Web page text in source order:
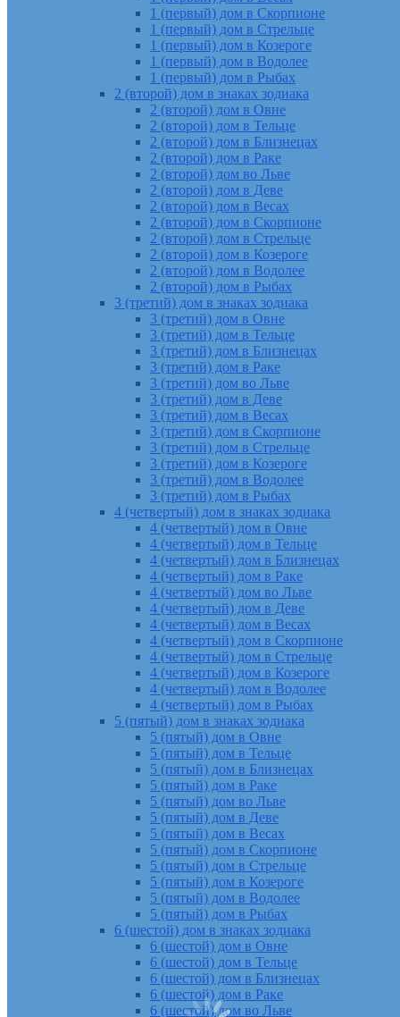
1 (первый) дом в Скорпионе
1 (первый) дом в Стрельце
1 (первый) дом в Козероге
1 (первый) дом в Водолее
1 (первый) дом в Рыбах
2 (второй) дом в знаках зодиака
2 (второй) дом в Овне
2 (второй) дом в Тельце
2 (второй) дом в Близнецах
2 (второй) дом в Раке
2 (второй) дом во Льве
2 (второй) дом в Деве
2 (второй) дом в Весах
2 (второй) дом в Скорпионе
2 (второй) дом в Стрельце
2 (второй) дом в Козероге
2 (второй) дом в Водолее
2 (второй) дом в Рыбах
3 (третий) дом в знаках зодиака
3 (третий) дом в Овне
3 (третий) дом в Тельце
3 (третий) дом в Близнецах
3 (третий) дом в Раке
3 (третий) дом во Льве
3 (третий) дом в Деве
3 (третий) дом в Весах
3 (третий) дом в Скорпионе
3 (третий) дом в Стрельце
3 (третий) дом в Козероге
3 (третий) дом в Водолее
3 (третий) дом в Рыбах
4 (четвертый) дом в знаках зодиака
4 (четвертый) дом в Овне
4 (четвертый) дом в Тельце
4 (четвертый) дом в Близнецах
4 (четвертый) дом в Раке
4 (четвертый) дом во Льве
4 (четвертый) дом в Деве
4 (четвертый) дом в Весах
4 (четвертый) дом в Скорпионе
4 (четвертый) дом в Стрельце
4 (четвертый) дом в Козероге
4 (четвертый) дом в Водолее
4 (четвертый) дом в Рыбах
5 (пятый) дом в знаках зодиака
5 (пятый) дом в Овне
5 (пятый) дом в Тельце
5 (пятый) дом в Близнецах
5 (пятый) дом в Раке
5 (пятый) дом во Льве
5 (пятый) дом в Деве
5 (пятый) дом в Весах
5 (пятый) дом в Скорпионе
5 (пятый) дом в Стрельце
5 (пятый) дом в Козероге
5 (пятый) дом в Водолее
5 (пятый) дом в Рыбах
6 (шестой) дом в знаках зодиака
6 (шестой) дом в Овне
6 (шестой) дом в Тельце
6 (шестой) дом в Близнецах
6 (шестой) дом в Раке
6 (шестой) дом во Льве